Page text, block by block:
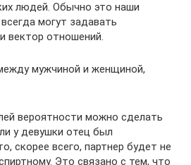
людей. Обычно это наши
могут задавать
вектор отношений.
мужчиной и женщиной,
вероятности можно сделать
у девушки отец был
скорее всего, партнер будет не
Это связано с тем, что